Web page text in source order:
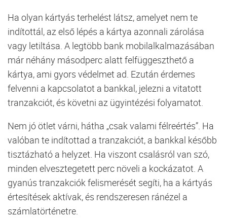
Ha olyan kártyás terhelést látsz, amelyet nem te
indítottál, az első lépés a kártya azonnali zárolása
vagy letiltása. A legtöbb bank mobilalkalmazásában
már néhány másodperc alatt felfüggeszthető a
kártya, ami gyors védelmet ad. Ezután érdemes
felvenni a kapcsolatot a bankkal, jelezni a vitatott
tranzakciót, és követni az ügyintézési folyamatot.
Nem jó ötlet várni, hátha „csak valami félreértés”. Ha
valóban te indítottad a tranzakciót, a bankkal később
tisztázható a helyzet. Ha viszont csalásról van szó,
minden elvesztegetett perc növeli a kockázatot. A
gyanús tranzakciók felismerését segíti, ha a kártyás
értesítések aktívak, és rendszeresen ránézel a
számlatörténetre.